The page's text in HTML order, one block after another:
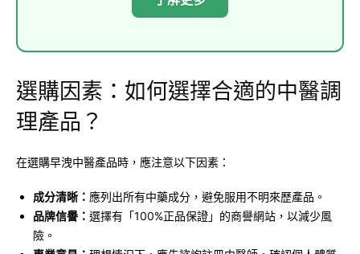
選購因素：如何選擇合適的中醫調
理產品？
在選購早洩中醫產品時，應注意以下因素：
成分清晰： 應列出所有中藥成分，避免服用不明來歷產品。
品牌信譽： 選擇有「100%正品保證」的商譽網站，以減少風
險。